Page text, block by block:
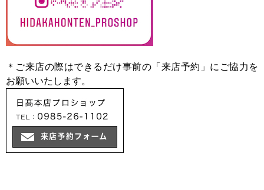
＊ご来店の際はできるだけ事前の「来店予約」にご協力を
お願いいたします。